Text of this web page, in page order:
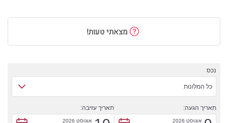
מצאתי טעות!
נכס
כל המלונות
תאריך הגעה:
אוגוסט 2026
תאריך עזיבה:
אוגוסט 2026